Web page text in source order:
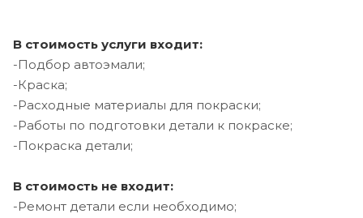
В стоимость услуги входит:
-Подбор автоэмали;
-Краска;
-Расходные материалы для покраски;
-Работы по подготовки детали к покраске;
-Покраска детали;
В стоимость не входит:
-Ремонт детали если необходимо;